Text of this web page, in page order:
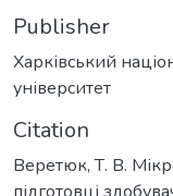
Publisher
Харківський
університет
Citation
Веретюк, Т. В.